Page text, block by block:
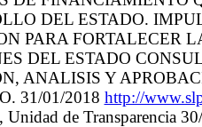
DEL ESTADO.
PARA FORTALECER
DEL ESTADO
ANALISIS Y
31/01/2018 http://
Unidad de Transparencia